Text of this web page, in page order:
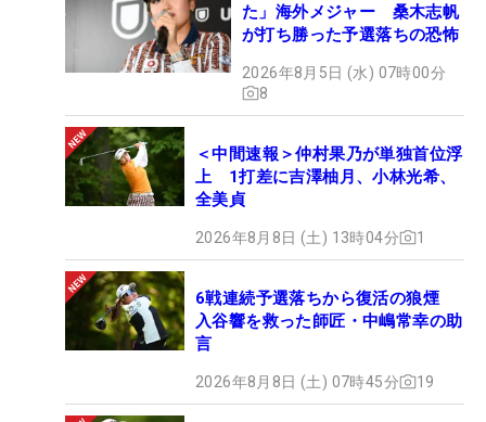
た」海外メジャー 桑木志帆
が打ち勝った予選落ちの恐怖
2026年8月5日 (水) 07時00分
8
＜中間速報＞仲村果乃が単独首位浮
上 1打差に吉澤柚月、小林光希、
全美貞
2026年8月8日 (土) 13時04分 1
6戦連続予選落ちから復活の狼煙
入谷響を救った師匠・中嶋常幸の助
言
2026年8月8日 (土) 07時45分 19